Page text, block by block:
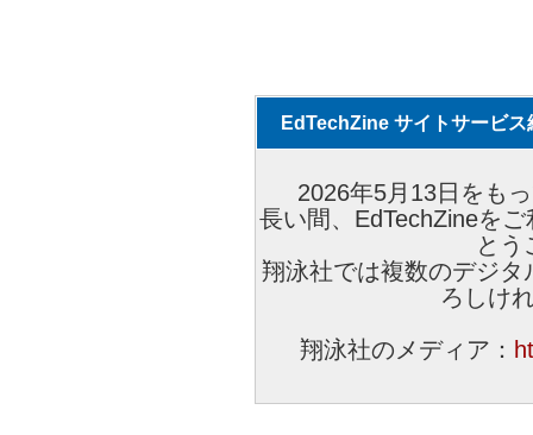
EdTechZine サイトサービス
2026年5月13日をも
長い間、EdTechZineを
とう
翔泳社では複数のデジ
ろしけ
翔泳社のメディア：